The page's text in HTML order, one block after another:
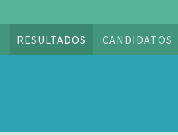
RESULTADOS CANDIDATOS